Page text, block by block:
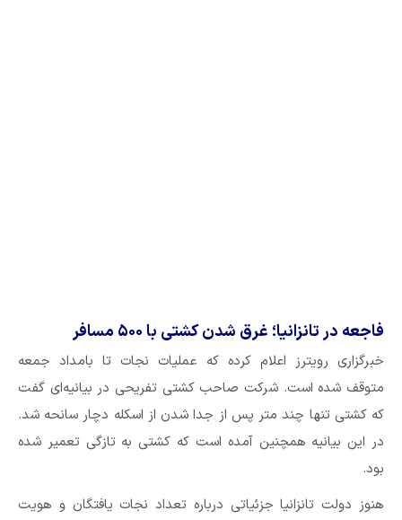
فاجعه در تانزانیا؛ غرق شدن کشتی با ۵۰۰ مسافر
خبرگزاری رویترز اعلام کرده که عملیات نجات تا بامداد جمعه
متوقف شده است. شرکت صاحب کشتی تفریحی در بیانیه‌ای گفت
که کشتی تنها چند متر پس از جدا شدن از اسکله دچار سانحه شد.
در این بیانیه همچنین آمده است که کشتی به تازگی تعمیر شده
بود.
هنوز دولت تانزانیا جزئیاتی درباره تعداد نجات یافتگان و هویت